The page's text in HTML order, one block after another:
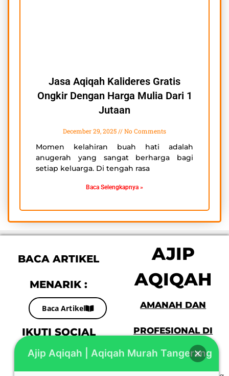
Jasa Aqiqah Kalideres Gratis
Ongkir Dengan Harga Mulia Dari 1
Jutaan
December 29, 2025 No Comments
Momen kelahiran buah hati adalah
anugerah yang sangat berharga bagi
setiap keluarga. Di tengah rasa
Baca Selengkapnya »
AJIP
AQIQAH
AMANAH DAN
PROFESIONAL DI
JABODETABEK
BACA ARTIKEL
MENARIK :
Baca Artikel
IKUTI SOCIAL
MEDIA KAMI :
Ajip Aqiqah | Aqiqah Murah Tangerang